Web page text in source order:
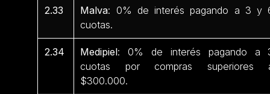
2.33 Malva: 0% de interés pagando a 3 y
cuotas.
2.34 Medipiel: 0% de interés pagando a
cuotas por compras superiores
$300.000.